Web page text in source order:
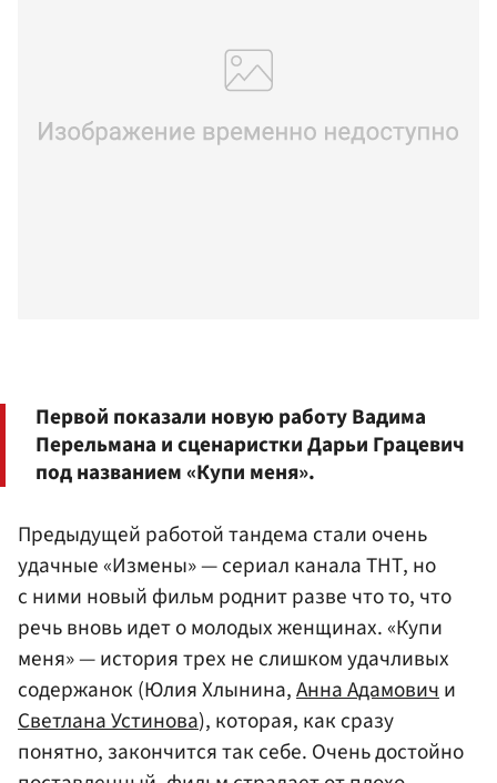
Первой показали новую работуВадима
Перельмана и сценаристкиДарьи Грацевич
под названием «Купи меня».
Предыдущей работой тандема стали очень
удачные «Измены» — сериал канала ТНТ, но
с ними новый фильм роднит разве что то, что
речь вновь идет о молодых женщинах. «Купи
меня» — история трех не слишком удачливых
содержанок (Юлия Хлынина,Анна Адамович и
Светлана Устинова), которая, как сразу
понятно, закончится так себе. Очень достойно